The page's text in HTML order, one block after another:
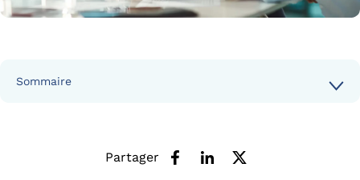
Sommaire
Partager